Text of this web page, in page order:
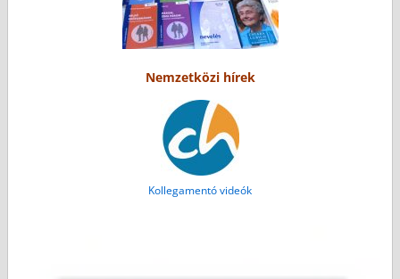
Nemzetközi hírek
Kollegamentó videók